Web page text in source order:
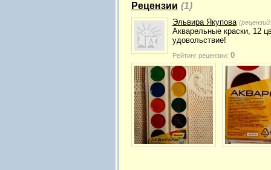
Рецензии (1)
Эльвира Якупова
Акварельные краски, 12
удовольствие!
Рейтинг рецензии: 0